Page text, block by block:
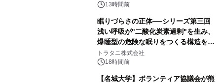
得な素泊まり連泊プランで
13時間前
眠りづらさの正体──シリーズ第三回
浅い呼吸が"二酸化炭素過剰"を生み、
爆睡型の危険な眠りをつくる構造を解
説
トラタニ株式会社
18時間前
【名城大学】ボランティア協議会が熊